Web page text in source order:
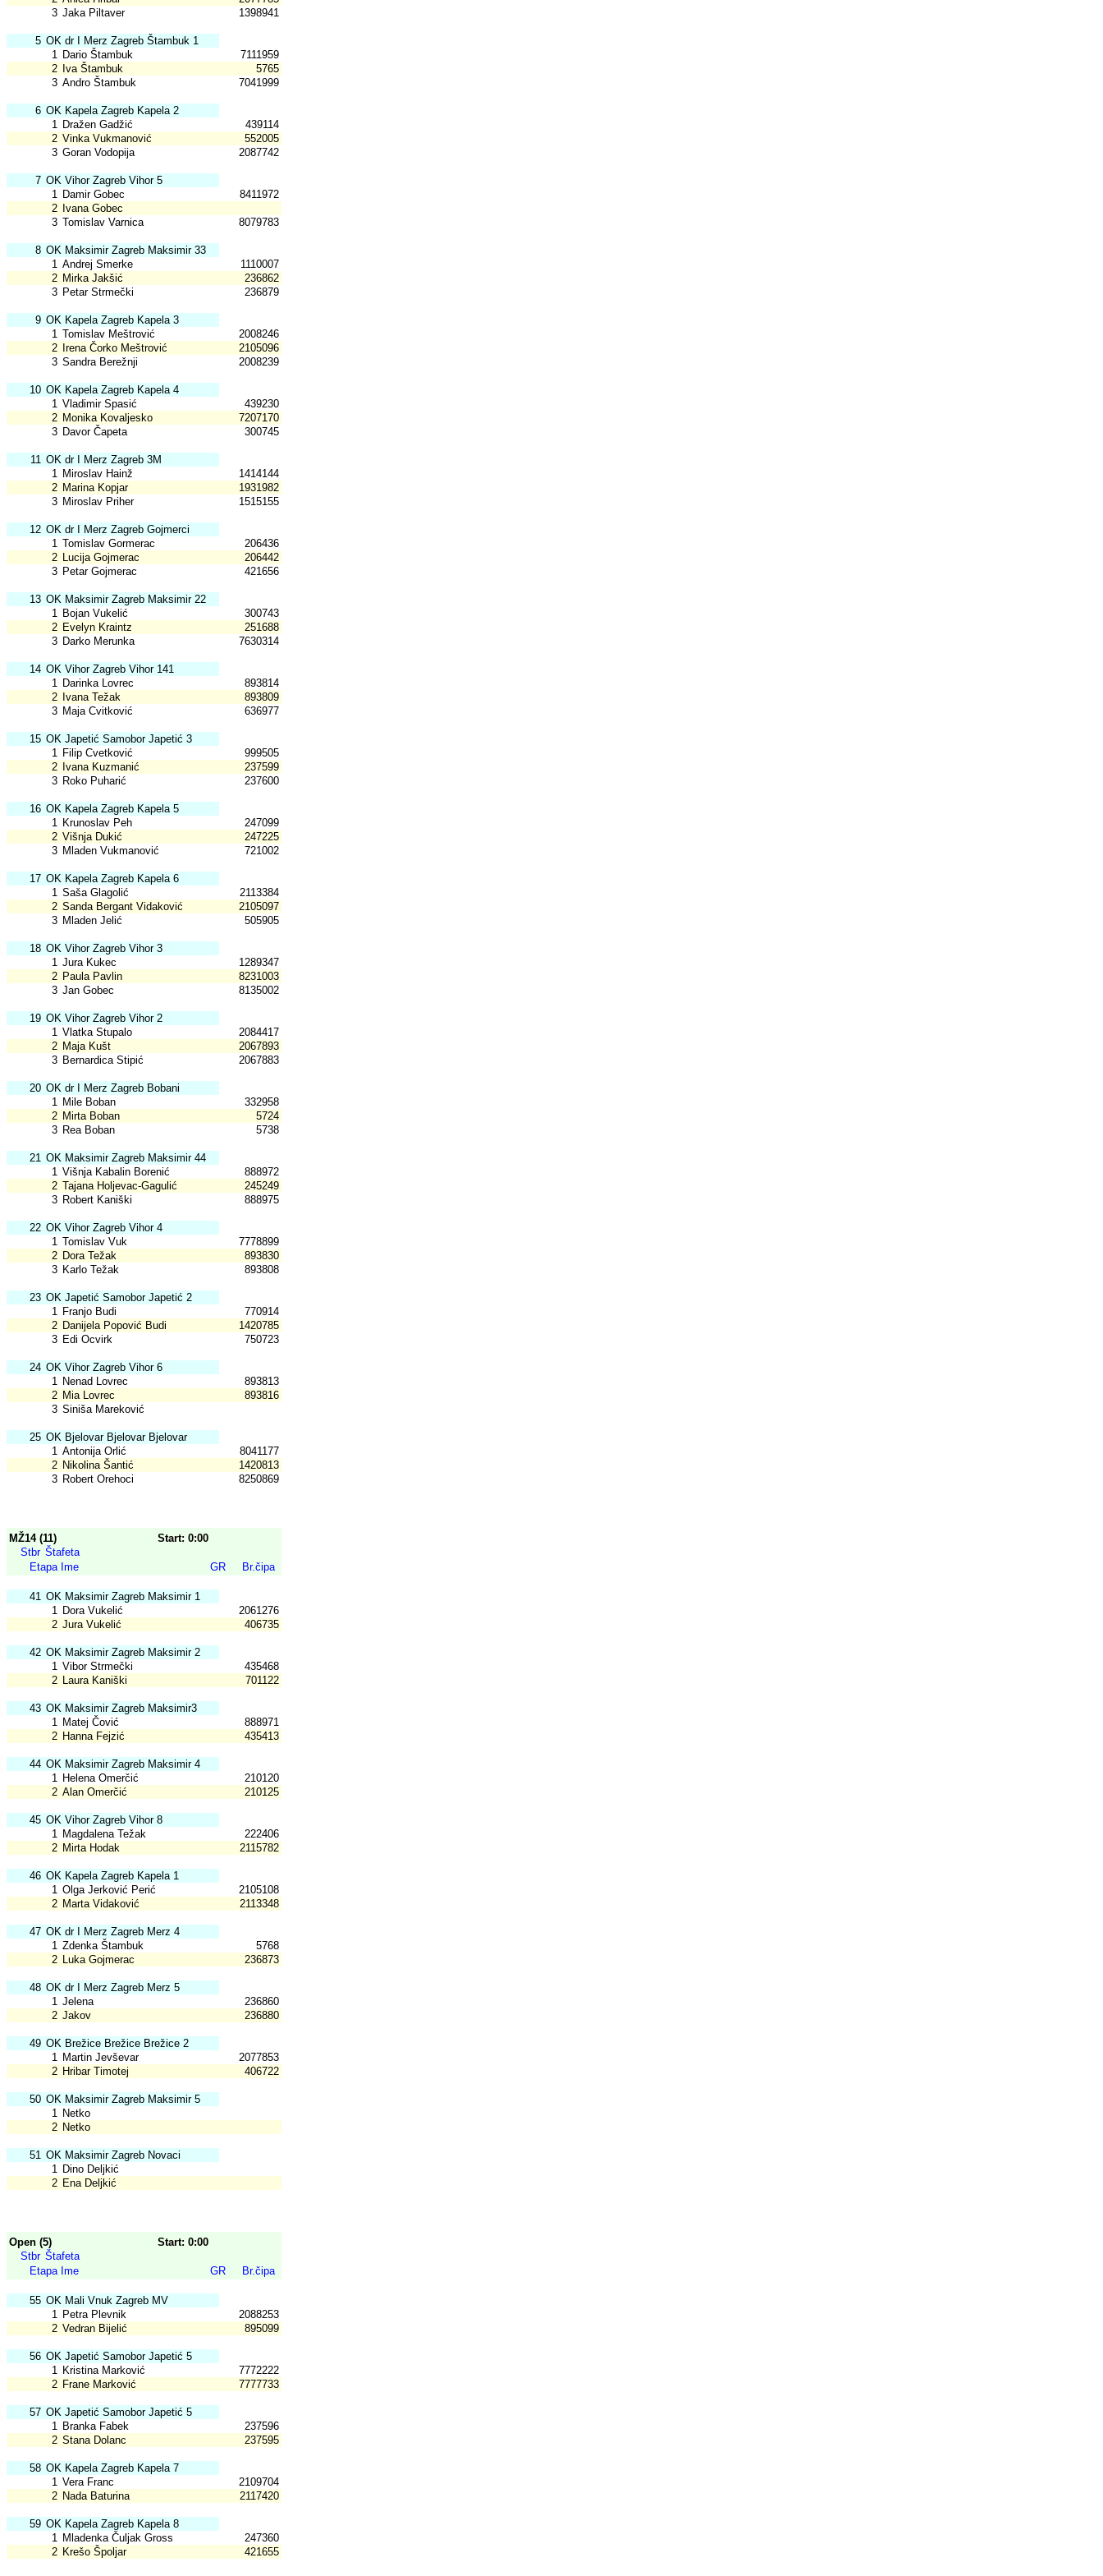
3 Jaka Piltaver 1398941
5 OK dr I Merz Zagreb Štambuk 1
1 Dario Štambuk
7111959
2
Iva Štambuk
5765
3 Andro Štambuk 7041999
6 OK Kapela Zagreb Kapela 2
1 Dražen Gadžić
439114
2 Vinka Vukmanović
552005
3 Goran Vodopija 2087742
7 OK Vihor Zagreb Vihor 5
1 Damir Gobec
8411972
2
Ivana Gobec
3 Tomislav Varnica 8079783
8 OK Maksimir Zagreb Maksimir 33
1 Andrej Smerke
1110007
2 Mirka Jakšić
236862
3 Petar Strmečki 236879
9 OK Kapela Zagreb Kapela 3
1 Tomislav Meštrović
2008246
2
Irena Čorko Meštrović
2105096
3 Sandra Berežnji 2008239
10 OK Kapela Zagreb Kapela 4
1 Vladimir Spasić
439230
2 Monika Kovaljesko
7207170
3 Davor Čapeta 300745
11 OK dr I Merz Zagreb 3M
1 Miroslav Hainž
1414144
2 Marina Kopjar
1931982
3 Miroslav Priher 1515155
12 OK dr I Merz Zagreb Gojmerci
1 Tomislav Gormerac
206436
2 Lucija Gojmerac
206442
3 Petar Gojmerac 421656
13 OK Maksimir Zagreb Maksimir 22
1 Bojan Vukelić
300743
2 Evelyn Kraintz
251688
3 Darko Merunka 7630314
14 OK Vihor Zagreb Vihor 141
1 Darinka Lovrec
893814
2
Ivana Težak
893809
3 Maja Cvitković 636977
15 OK Japetić Samobor Japetić 3
1 Filip Cvetković
999505
2
Ivana Kuzmanić
237599
3 Roko Puharić 237600
16 OK Kapela Zagreb Kapela 5
1 Krunoslav Peh
247099
2 Višnja Dukić
247225
3 Mladen Vukmanović 721002
17 OK Kapela Zagreb Kapela 6
1 Saša Glagolić
2113384
2 Sanda Bergant Vidaković
2105097
3 Mladen Jelić 505905
18 OK Vihor Zagreb Vihor 3
1 Jura Kukec
1289347
2 Paula Pavlin
8231003
3 Jan Gobec 8135002
19 OK Vihor Zagreb Vihor 2
1 Vlatka Stupalo
2084417
2 Maja Kušt
2067893
3 Bernardica Stipić 2067883
20 OK dr I Merz Zagreb Bobani
1 Mile Boban
332958
2 Mirta Boban
5724
3 Rea Boban 5738
21 OK Maksimir Zagreb Maksimir 44
1 Višnja Kabalin Borenić
888972
2 Tajana Holjevac-Gagulić
245249
3 Robert Kaniški 888975
22 OK Vihor Zagreb Vihor 4
1 Tomislav Vuk
7778899
2 Dora Težak
893830
3 Karlo Težak 893808
23 OK Japetić Samobor Japetić 2
1 Franjo Budi
770914
2 Danijela Popović Budi
1420785
3 Edi Ocvirk 750723
24 OK Vihor Zagreb Vihor 6
1 Nenad Lovrec
893813
2 Mia Lovrec
893816
3 Siniša Mareković
25 OK Bjelovar Bjelovar Bjelovar
1 Antonija Orlić
8041177
2 Nikolina Šantić
1420813
3 Robert Orehoci 8250869
MŽ14 (11)
Start: 0:00
Stbr Štafeta
Etapa Ime GR Br.čipa
41 OK Maksimir Zagreb Maksimir 1
1 Dora Vukelić
2061276
2 Jura Vukelić 406735
42 OK Maksimir Zagreb Maksimir 2
1 Vibor Strmečki
435468
2 Laura Kaniški 701122
43 OK Maksimir Zagreb Maksimir3
1 Matej Čović
888971
2 Hanna Fejzić 435413
44 OK Maksimir Zagreb Maksimir 4
1 Helena Omerčić
210120
2 Alan Omerčić 210125
45 OK Vihor Zagreb Vihor 8
1 Magdalena Težak
222406
2 Mirta Hodak 2115782
46 OK Kapela Zagreb Kapela 1
1 Olga Jerković Perić
2105108
2 Marta Vidaković 2113348
47 OK dr I Merz Zagreb Merz 4
1 Zdenka Štambuk
5768
2 Luka Gojmerac 236873
48 OK dr I Merz Zagreb Merz 5
1 Jelena
236860
2 Jakov 236880
49 OK Brežice Brežice Brežice 2
1 Martin Jevševar
2077853
2 Hribar Timotej 406722
50 OK Maksimir Zagreb Maksimir 5
1 Netko
2 Netko
51 OK Maksimir Zagreb Novaci
1 Dino Deljkić
2 Ena Deljkić
Open (5)
Start: 0:00
Stbr Štafeta
Etapa Ime GR Br.čipa
55 OK Mali Vnuk Zagreb MV
1 Petra Plevnik
2088253
2 Vedran Bijelić 895099
56 OK Japetić Samobor Japetić 5
1 Kristina Marković
7772222
2 Frane Marković 7777733
57 OK Japetić Samobor Japetić 5
1 Branka Fabek
237596
2 Stana Dolanc 237595
58 OK Kapela Zagreb Kapela 7
1 Vera Franc
2109704
2 Nada Baturina 2117420
59 OK Kapela Zagreb Kapela 8
1 Mladenka Čuljak Gross
247360
2 Krešo Špoljar 421655